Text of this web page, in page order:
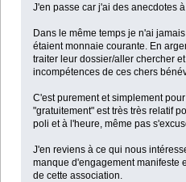
J'en passe car j'ai des anecdotes
Dans le même temps je n'ai
étaient monnaie courante. En
traiter leur dossier/aller chercher
incompétences de ces chers
C'est purement et simplement
"gratuitement" est très très relatif
poli et à l'heure, même pas
J'en reviens à ce qui nous
manque d'engagement manifeste
de cette association.